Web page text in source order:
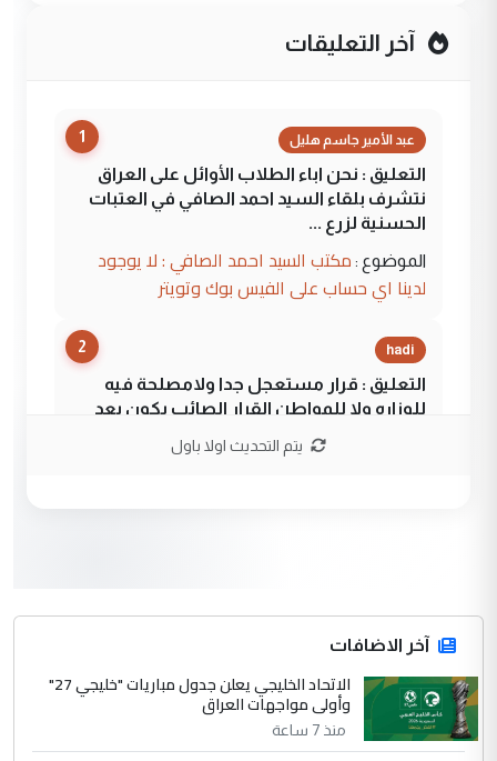
آخر التعليقات
1 عبد الأمير جاسم هليل
التعليق : نحن اباء الطلاب الأوائل على العراق
نتشرف بلقاء السيد احمد الصافي في العتبات
الحسنية لزرع ...
الموضوع : مكتب السيد احمد الصافي : لا يوجود
لدينا اي حساب على الفيس بوك وتويتر
2 hadi
التعليق : قرار مستعجل جدا ولامصلحة فيه
للوزاره ولا للمواطن القرار الصائب يكون بعد
جنسية الرافد الثالث للعراق ومن اصول عريقة
ابا فرات ...
الموضوع :
الجواهري يرد على صدام حسين سل
مضجعيك يابن الزنا (نص كامل)
يتم التحديث اولا باول
آخر الاضافات
الاتحاد الخليجي يعلن جدول مباريات "خليجي 27"
وأولى مواجهات العراق
منذ 7 ساعة